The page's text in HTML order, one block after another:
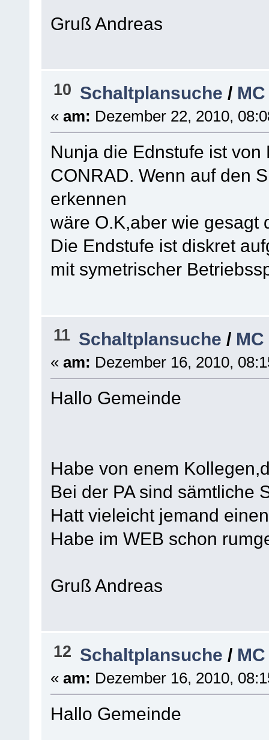
Gruß Andreas
10 Schaltplansuche /
« am: Dezember 22, 2010,
Nunja die Ednstufe ist
CONRAD. Wenn auf den
erkennen
wäre O.K,aber wie gesagt
Die Endstufe ist diskret
mit symetrischer
11 Schaltplansuche /
« am: Dezember 16, 2010,
Hallo Gemeinde
Habe von enem
Bei der PA sind sämtliche
Hatt vieleicht jemand
Habe im WEB schon
Gruß Andreas
12 Schaltplansuche /
« am: Dezember 16, 2010,
Hallo Gemeinde